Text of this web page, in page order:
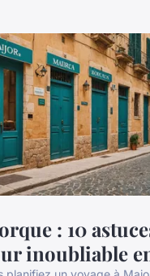
: 10
inoubliable